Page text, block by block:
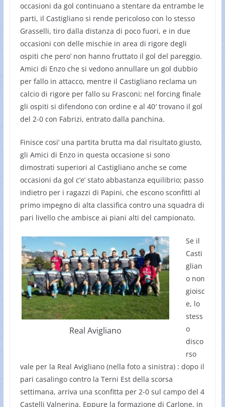
occasioni da gol continuano a stentare da entrambe le
parti, il Castigliano si rende pericoloso con lo stesso
Grasselli, tiro dalla distanza di poco fuori, e in due
occasioni con delle mischie in area di rigore degli
ospiti che pero’ non hanno fruttato il gol del pareggio.
Amici di Enzo che si vedono annullare un gol dubbio
per fallo in attacco, mentre il Castigliano reclama un
calcio di rigore per fallo su Frasconi; nel forcing finale
gli ospiti si difendono con ordine e al 40′ trovano il gol
del 2-0 con Fabrizi, entrato dalla panchina.
Finisce cosi’ una partita brutta ma dal risultato giusto,
gli Amici di Enzo in questa occasione si sono
dimostrati superiori al Castigliano anche se come
occasioni da gol c’e’ stato abbastanza equilibrio; passo
indietro per i ragazzi di Papini, che escono sconfitti al
primo impegno di alta classifica contro una squadra di
pari livello che ambisce ai piani alti del campionato.
Real Avigliano
Se il
Casti
glian
o non
gioisc
e, lo
stess
o
disco
rso
vale per la Real Avigliano (nella foto a sinistra) : dopo il
pari casalingo contro la Terni Est della scorsa
settimana, arriva una sconfitta per 2-0 sul campo del 4
Castelli Valnerina. Eppure la formazione di Carlone, in